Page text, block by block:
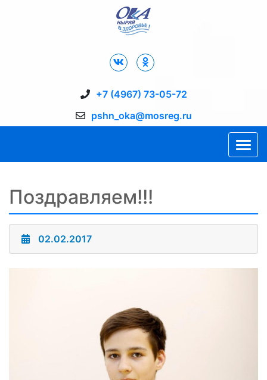
+7 (4967) 73-05-72
pshn_oka@mosreg.ru
Поздравляем!!!
02.02.2017